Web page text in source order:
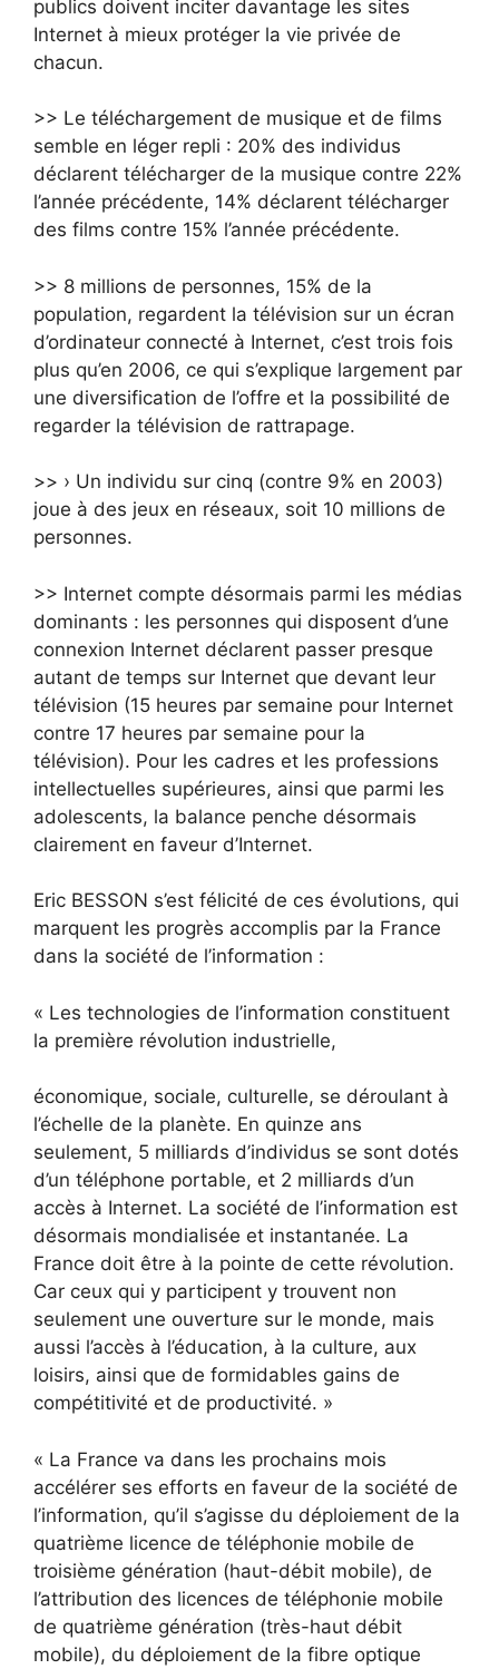
publics doivent inciter davantage les sites
Internet à mieux protéger la vie privée de
chacun.
>> Le téléchargement de musique et de films
semble en léger repli : 20% des individus
déclarent télécharger de la musique contre 22%
l’année précédente, 14% déclarent télécharger
des films contre 15% l’année précédente.
>> 8 millions de personnes, 15% de la
population, regardent la télévision sur un écran
d’ordinateur connecté à Internet, c’est trois fois
plus qu’en 2006, ce qui s’explique largement par
une diversification de l’offre et la possibilité de
regarder la télévision de rattrapage.
>> › Un individu sur cinq (contre 9% en 2003)
joue à des jeux en réseaux, soit 10 millions de
personnes.
>> Internet compte désormais parmi les médias
dominants : les personnes qui disposent d’une
connexion Internet déclarent passer presque
autant de temps sur Internet que devant leur
télévision (15 heures par semaine pour Internet
contre 17 heures par semaine pour la
télévision). Pour les cadres et les professions
intellectuelles supérieures, ainsi que parmi les
adolescents, la balance penche désormais
clairement en faveur d’Internet.
Eric BESSON s’est félicité de ces évolutions, qui
marquent les progrès accomplis par la France
dans la société de l’information :
« Les technologies de l’information constituent
la première révolution industrielle,
économique, sociale, culturelle, se déroulant à
l’échelle de la planète. En quinze ans
seulement, 5 milliards d’individus se sont dotés
d’un téléphone portable, et 2 milliards d’un
accès à Internet. La société de l’information est
désormais mondialisée et instantanée. La
France doit être à la pointe de cette révolution.
Car ceux qui y participent y trouvent non
seulement une ouverture sur le monde, mais
aussi l’accès à l’éducation, à la culture, aux
loisirs, ainsi que de formidables gains de
compétitivité et de productivité. »
« La France va dans les prochains mois
accélérer ses efforts en faveur de la société de
l’information, qu’il s’agisse du déploiement de la
quatrième licence de téléphonie mobile de
troisième génération (haut-débit mobile), de
l’attribution des licences de téléphonie mobile
de quatrième génération (très-haut débit
mobile), du déploiement de la fibre optique